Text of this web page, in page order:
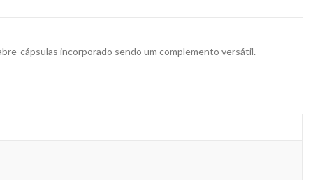
cápsulas incorporado sendo um complemento versátil.